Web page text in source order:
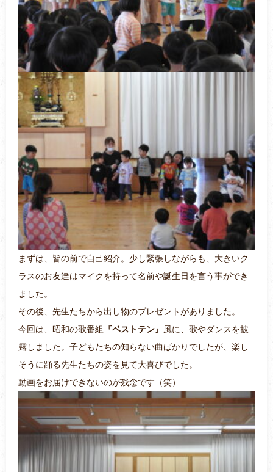
まずは、皆の前で自己紹介。少し緊張しながらも、大きいク
ラスのお友達はマイクを持って名前や誕生日を言う事ができ
ました。
その後、先生たちから出し物のプレゼントがありました。
今回は、昭和の歌番組
『ベストテン』 風に、歌やダンスを披
露しました。子どもたちの知らない曲ばかりでしたが、楽し
そうに踊る先生たちの姿を見て大喜びでした。
動画をお届けできないのが残念です（笑）